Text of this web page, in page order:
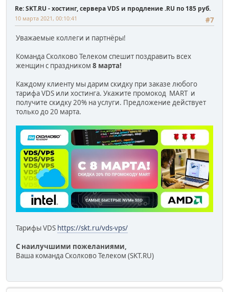
Re: SKT.RU - хостинг, сервера VDS и продление .RU по 185 руб.
#7
10 марта 2021, 00:10:41
Уважаемые коллеги и партнёры!
Команда Сколково Телеком спешит поздравить всех
женщин с праздником 8 марта!
Каждому клиенту мы дарим скидку при заказе любого
тарифа VDS или хостинга. Укажите промокод MART и
получите скидку 20% на услуги. Предложение действует
только до 20 марта.
Тарифы VDS https://skt.ru/vds-vps/
С наилучшими пожеланиями,
Ваша команда Сколково Телеком (SKT.RU)